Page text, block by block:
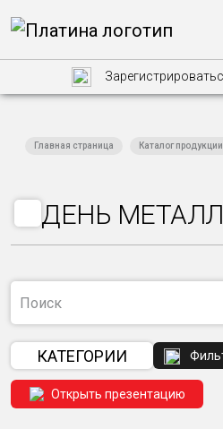
Главная страница Каталог продукции
ДЕНЬ
КАТЕГОРИИ
Открыть презентацию